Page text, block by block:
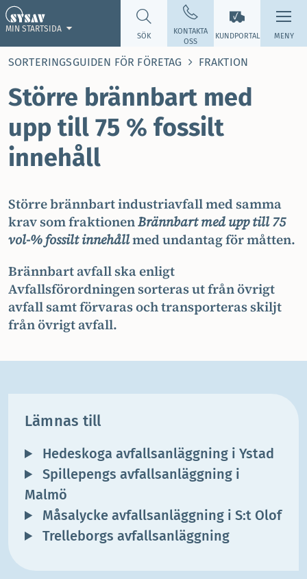
KUNDPORTAL
SÖK
KONTAKTA
OSS
MENY
MIN STARTSIDA
SORTERINGSGUIDEN FÖR FÖRETAG FRAKTION
Större brännbart med
upp till 75 % fossilt
innehåll
Större brännbart industriavfall med samma
krav som fraktionenBrännbart med upp till 75
vol-% fossilt innehållmed undantag för måtten.
Brännbart avfall ska enligt
Avfallsförordningen sorteras ut från övrigt
avfall samt förvaras och transporteras skiljt
från övrigt avfall.
Lämnas till
Hedeskoga avfallsanläggning i Ystad
Spillepengs avfallsanläggning i
Malmö
Måsalycke avfallsanläggning i S:t Olof
Trelleborgs avfallsanläggning